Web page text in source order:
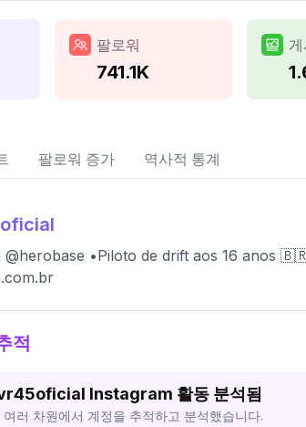
팔로워
741.1K
팔로워 증가 역사적 통계
@herobase •Piloto de drift aos 16 anos
적
Instagram 활동 분석됨
러 차원에서 계정을 추적하고 분석했습니다.